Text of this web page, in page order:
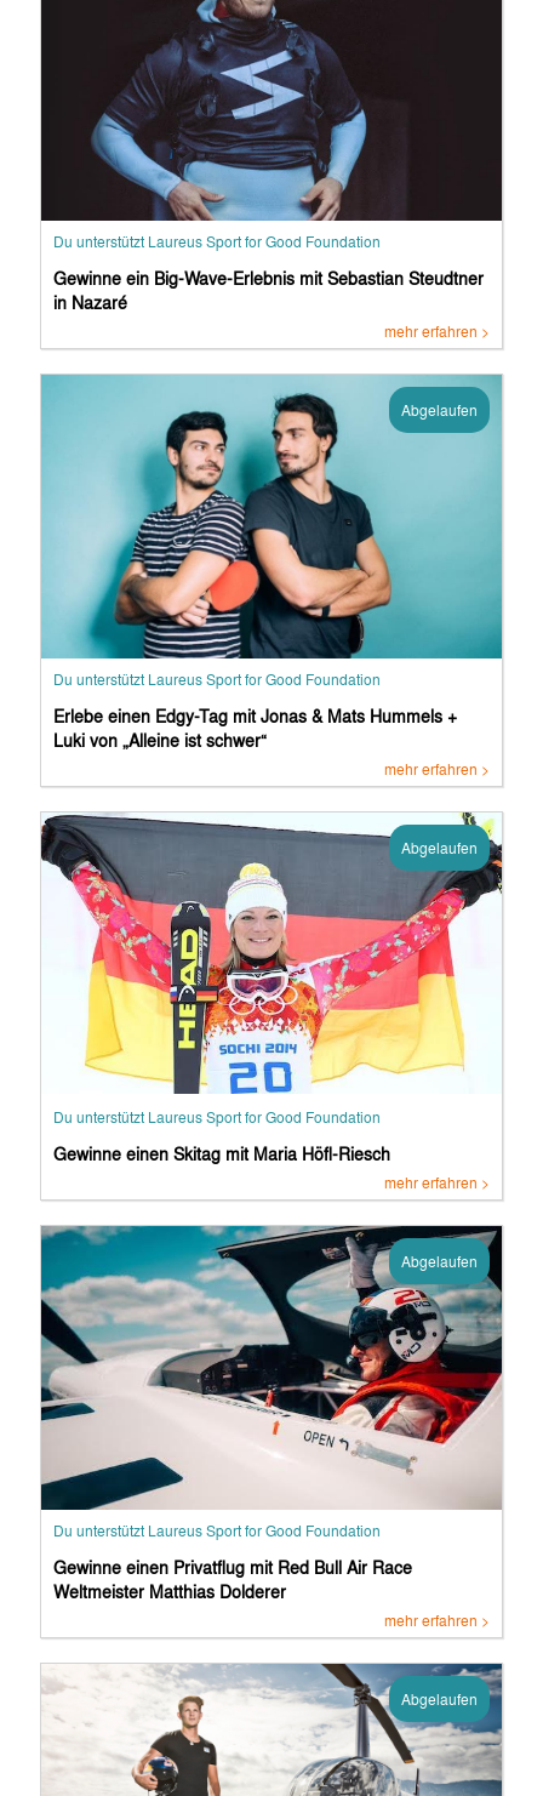
Du unterstützt Laureus Sport for Good Foundation
Gewinne ein Big-Wave-Erlebnis mit Sebastian Steudtner
in Nazaré
mehr erfahren >
Abgelaufen
Du unterstützt Laureus Sport for Good Foundation
Erlebe einen Edgy-Tag mit Jonas & Mats Hummels +
Luki von „Alleine ist schwer“
mehr erfahren >
Abgelaufen
Du unterstützt Laureus Sport for Good Foundation
Gewinne einen Skitag mit Maria Höfl-Riesch
mehr erfahren >
Abgelaufen
Du unterstützt Laureus Sport for Good Foundation
Gewinne einen Privatflug mit Red Bull Air Race
Weltmeister Matthias Dolderer
mehr erfahren >
Abgelaufen